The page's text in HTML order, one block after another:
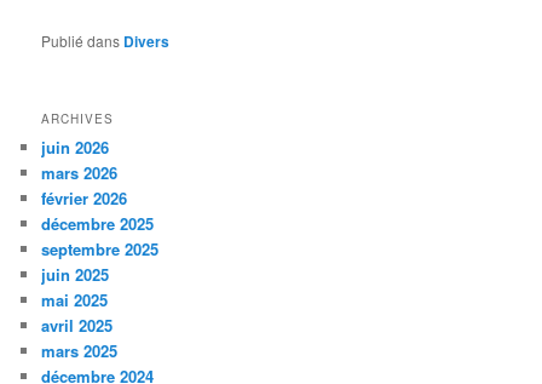
Publié dans Divers
ARCHIVES
juin 2026
mars 2026
février 2026
décembre 2025
septembre 2025
juin 2025
mai 2025
avril 2025
mars 2025
décembre 2024